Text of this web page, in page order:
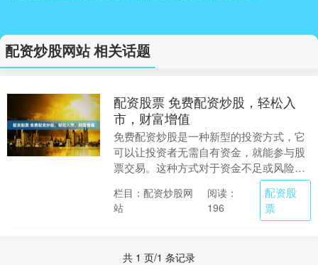
配资炒股网站 相关话题
配资股票 免费配资炒股，轻松入
市，财富增值
免费配资炒股是一种新型的投资方式，它
可以让投资者无需自有资金，就能参与股
票交易。这种方式对于资金不足或风险承
受能力较低的投资者来说，是一个非常好
的选择。 配资公....
栏目：配资炒股网
站
阅读：
196
配资股
票
共 1 页/1 条记录